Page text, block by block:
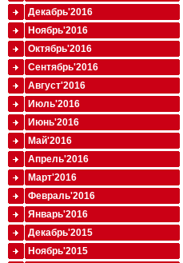
Декабрь'2016
Ноябрь'2016
Октябрь'2016
Сентябрь'2016
Август'2016
Июль'2016
Июнь'2016
Май'2016
Апрель'2016
Март'2016
Февраль'2016
Январь'2016
Декабрь'2015
Ноябрь'2015